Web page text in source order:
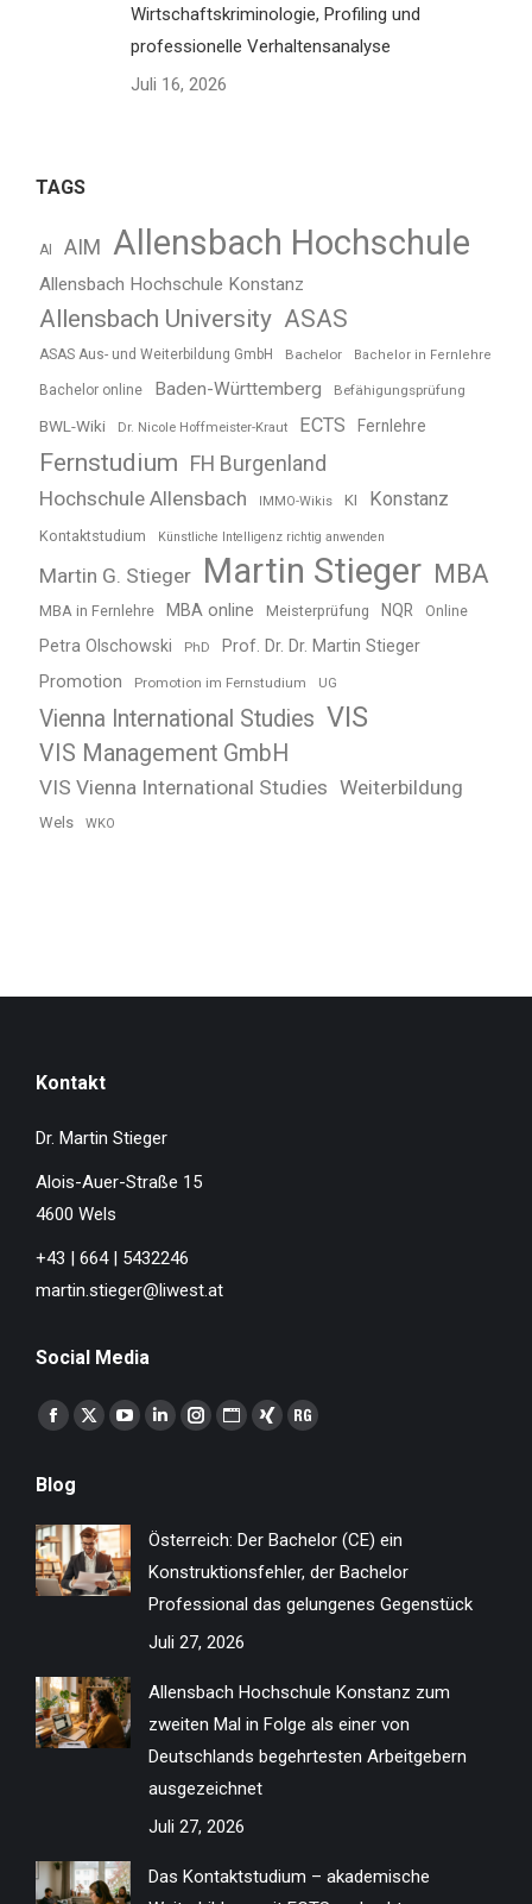
Wirtschaftskriminologie, Profiling und
professionelle Verhaltensanalyse
Juli 16, 2026
TAGS
AI AIM Allensbach Hochschule
Allensbach Hochschule Konstanz
Allensbach University ASAS
ASAS Aus- und Weiterbildung GmbH Bachelor Bachelor in Fernlehre
Bachelor online Baden-Württemberg Befähigungsprüfung
BWL-Wiki Dr. Nicole Hoffmeister-Kraut ECTS Fernlehre
Fernstudium FH Burgenland
Hochschule Allensbach
IMMO-Wikis KI Konstanz
Kontaktstudium Künstliche Intelligenz richtig anwenden
Martin G. Stieger Martin Stieger MBA
MBA in Fernlehre MBA online Meisterprüfung NQR Online
Petra Olschowski PhD Prof. Dr. Dr. Martin Stieger
Promotion Promotion im Fernstudium UG
Vienna International Studies VIS
VIS Management GmbH
VIS Vienna International Studies Weiterbildung
Wels WKO
Kontakt
Dr. Martin Stieger
Alois-Auer-Straße 15
4600 Wels
+43 | 664 | 5432246
martin.stieger@liwest.at
Social Media
Finden Sie uns auf:
Facebook
opens
in
new
window
X
in
new
window
YouTube
in
new
window
Linkedin
new
window
Instagram
new
window
Website
new
window
XING
new
window
ResearchGate
new
window
Blog
Österreich: Der Bachelor (CE) ein
Konstruktionsfehler, der Bachelor
Professional das gelungenes Gegenstück
Juli 27, 2026
Allensbach Hochschule Konstanz zum
zweiten Mal in Folge als einer von
Deutschlands begehrtesten Arbeitgebern
ausgezeichnet
Juli 27, 2026
Das Kontaktstudium – akademische